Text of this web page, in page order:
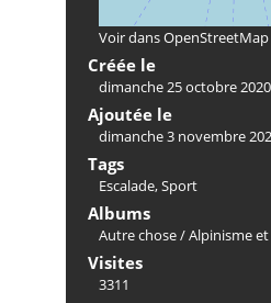
Voir dans OpenStreetMap
Créée le
dimanche 25 octobre 2020
Ajoutée le
dimanche 3 novembre
Tags
Escalade,Sport
Albums
Autre chose/Alpinisme et
Visites
3311